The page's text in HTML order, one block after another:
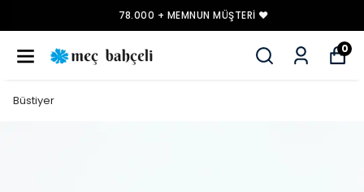
78.000 + MEMNUN MÜŞTERI ❤️
0
Büstiyer